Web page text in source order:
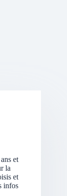
et
la
et
infos